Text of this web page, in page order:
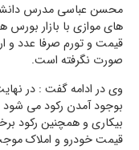
محسن عباسی مدرس
های موازی با بازار بورس
قیمت و تورم صرفا عدد و
صورت نگرفته است.
وی در ادامه گفت : در
بوجود آمدن رکود می شود
بیکاری و همچنین رکود
قیمت خودرو و املاک